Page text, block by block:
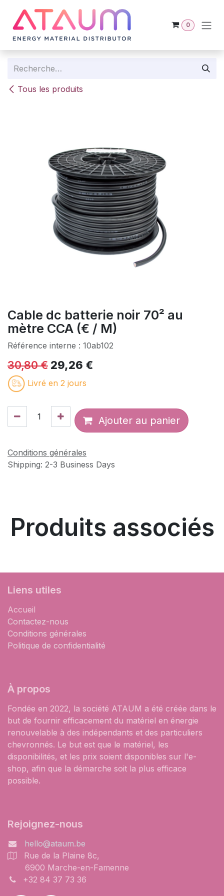
0
Tous les produits
Cable dc batterie noir 70² au
mètre CCA (€ / M)
Référence interne : 10ab102
30,80€ 29,26 €
Livré en 2 jours
Ajouter au panier
Conditions générales
Shipping: 2-3 Business Days
Produits associés
Liens utiles
Accueil
Contactez-nous
Conditions générales
Politique de confidentialité
À propos
Fondée en 2022, la société ATAUM a été créée dans le
but de fournir efficacement du matériel en énergie
renouvelable à des indépendants et des particuliers
chevronnés. Le but est que le matériel, les
disponibilités, et les prix soient disponibles sur l'e-
shop, afin que la démarche soit la plus efficace
possible.
Rejoignez-nous
hello@ataum.be
Rue de la Plaine 8c,
6900 Marche-en-Famenne
+32 84 37 73 36